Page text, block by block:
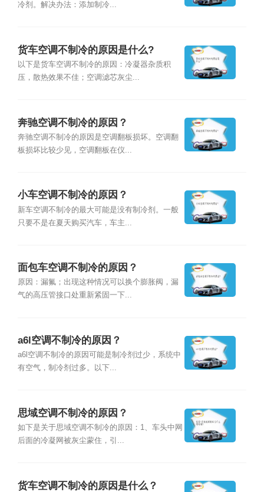
冷剂。解决办法：添加制冷...
货车空调不制冷的原因是什么?
以下是货车空调不制冷的原因：冷凝器杂质积
压，散热效果不佳；空调滤芯灰尘...
奔驰空调不制冷的原因？
奔驰空调不制冷的原因是空调翻板损坏。空调翻
板损坏比较少见，空调翻板在仪...
小车空调不制冷的原因？
新车空调不制冷的最大可能是没有制冷剂。一般
只要不是在夏天购买汽车，车主...
面包车空调不制冷的原因？
原因：漏氟；出现这种情况可以换个膨胀阀，漏
气的高压管接口处重新紧固一下...
a6l空调不制冷的原因？
a6l空调不制冷的原因可能是制冷剂过少，系统中
有空气，制冷剂过多。以下...
思域空调不制冷的原因？
如下是关于思域空调不制冷的原因：1、车头中网
后面的冷凝网被灰尘蒙住，引...
货车空调不制冷的原因是什么？